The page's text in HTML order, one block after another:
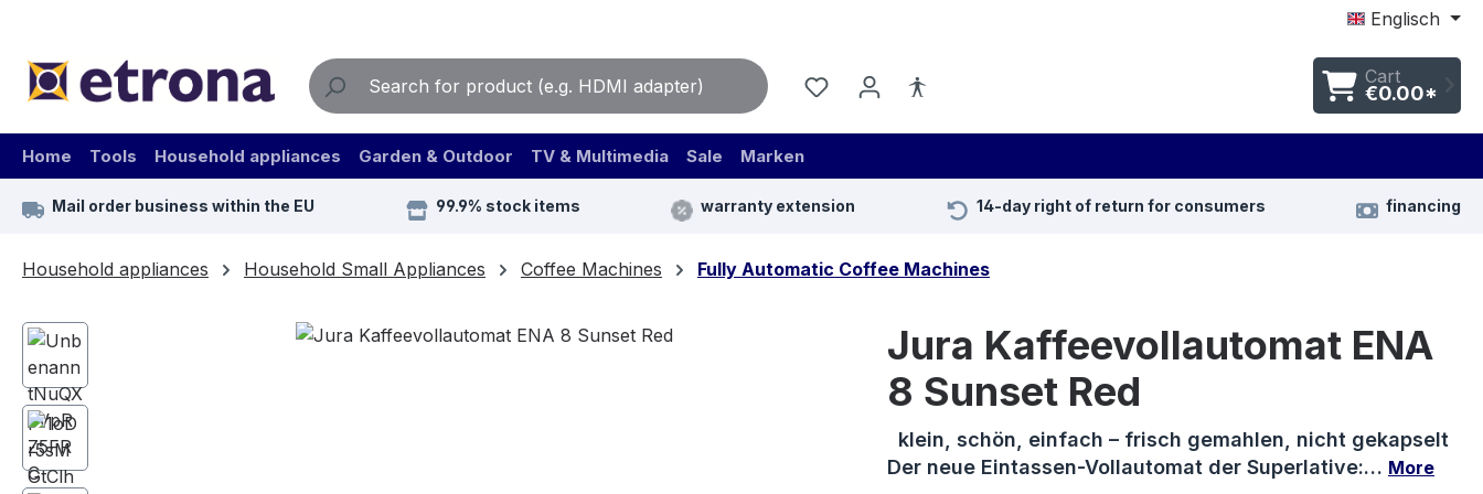
Englisch
Cart
€0.00*
Home Tools Household appliances Garden & Outdoor TV & Multimedia Sale Marken
Mail order business within the EU 99.9% stock items warranty extension 14-day right of return for consumers financing
Household appliances Household Small Appliances Coffee Machines Fully Automatic Coffee Machines
Skip image gallery
Jura Kaffeevollautomat ENA
8 Sunset Red
klein, schön, einfach – frisch gemahlen, nicht gekapselt
Der neue Eintassen-Vollautomat der Superlative:… More